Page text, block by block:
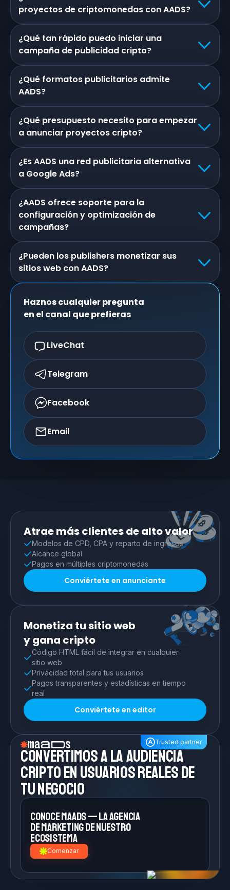
proyectos de criptomonedas con AADS?
¿Qué tan rápido puedo iniciar una
campaña de publicidad cripto?
¿Qué formatos publicitarios admite
AADS?
¿Qué presupuesto necesito para empezar
a anunciar proyectos cripto?
¿Es AADS una red publicitaria alternativa
a Google Ads?
¿AADS ofrece soporte para la
configuración y optimización de
campañas?
¿Pueden los publishers monetizar sus
sitios web con AADS?
Haznos cualquier pregunta
en el canal que prefieras
LiveChat
Telegram
Facebook
Email
Atrae más clientes de alto valor
Modelos de CPD, CPA y reparto de ingresos
Alcance global
Pagos en múltiples criptomonedas
Conviértete en anunciante
Monetiza tu sitio web
y gana cripto
Código HTML fácil de integrar en cualquier
sitio web
Privacidad total para tus usuarios
Pagos transparentes y estadísticas en tiempo
real
Conviértete en editor
Trusted partner
Convertimos a laaudiencia
cripto en usuarios reales de
tu negocio
Conoce MAADS — la agencia
demarketing de nuestro
ecosistema
Comenzar